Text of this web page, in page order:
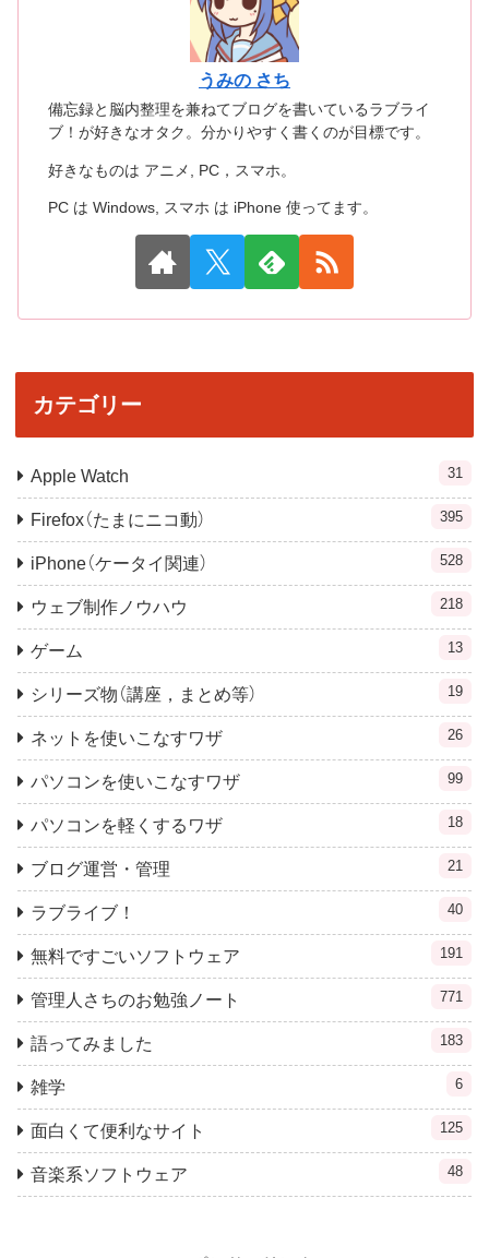
うみの さち
備忘録と脳内整理を兼ねてブログを書いているラブライ
ブ！が好きなオタク。分かりやすく書くのが目標です。
好きなものは アニメ, PC，スマホ。
PC は Windows, スマホ は iPhone 使ってます。
カテゴリー
Apple Watch 31
Firefox（たまにニコ動） 395
iPhone（ケータイ関連） 528
ウェブ制作ノウハウ 218
ゲーム 13
シリーズ物（講座，まとめ等） 19
ネットを使いこなすワザ 26
パソコンを使いこなすワザ 99
パソコンを軽くするワザ 18
ブログ運営・管理 21
ラブライブ！ 40
無料ですごいソフトウェア 191
管理人さちのお勉強ノート 771
語ってみました 183
雑学 6
面白くて便利なサイト 125
音楽系ソフトウェア 48